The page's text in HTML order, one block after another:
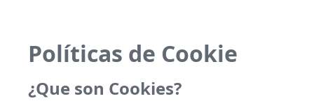
Políticas de Cookie
¿Que son Cookies?